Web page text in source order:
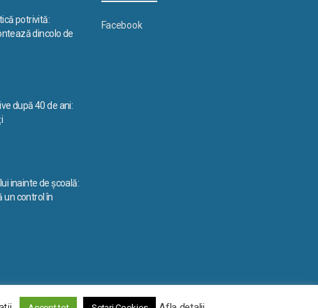
potrivită:
dincolo de
după 40 de ani:
inainte de școală:
un control în
Facebook